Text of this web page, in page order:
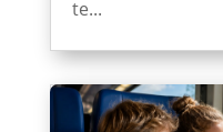
te...